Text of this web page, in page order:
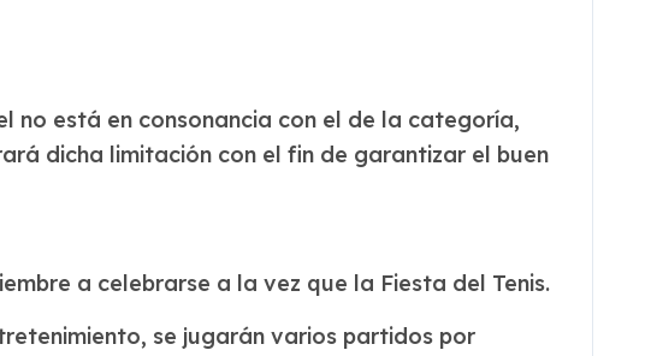
no está en consonancia con el de la categoría,
dicha limitación con el fin de garantizar el buen
a celebrarse a la vez que la Fiesta del Tenis.
se jugarán varios partidos por